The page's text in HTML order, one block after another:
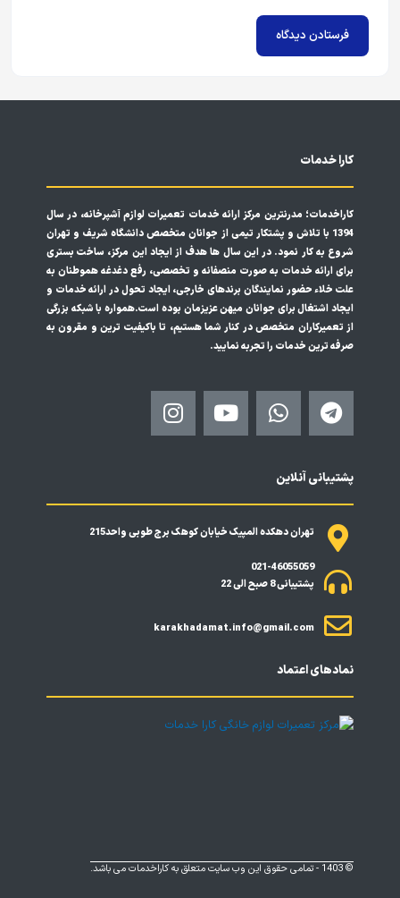
کارا خدمات
کاراخدمات؛ مدرنترین مرکز ارائه خدمات تعمیرات لوازم آشپرخانه، در سال
1394 با تلاش و پشتکار تیمی از جوانان متخصص دانشگاه شریف و تهران
شروع به کار نمود. در این سال ها هدف از ایجاد این مرکز، ساخت بستری
برای ارائه خدمات به صورت منصفانه و تخصصی، رفع دغدغه هموطنان به
علت خلاء حضور نمایندگان برندهای خارجی، ایجاد تحول در ارائه خدمات و
ایجاد اشتغال برای جوانان میهن عزیزمان بوده است.همواره با شبکه بزرگی
از تعمیرکاران متخصص در کنار شما هستیم، تا باکیفیت ترین و مقرون به
صرفه ترین خدمات را تجربه نمایید.
T
e
l
e
g
r
a
m
W
h
a
t
s
a
p
p
Y
o
u
b
e
I
n
s
g
r
پشتیبانی آنلاین
تهران دهکده المپیک خیابان کوهک برج طوبی واحد215
021-46055059
پشتیبانی 8 صبح الی 22
karakhadamat.info@gmail.com
نمادهای اعتماد
© 1403 - تمامی حقوق این وب سایت متعلق به کاراخدمات می باشد.